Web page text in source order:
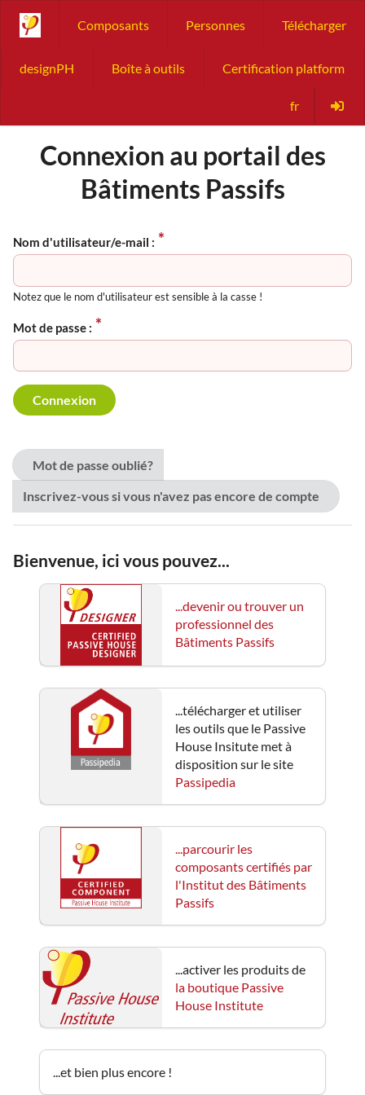
Composants Personnes Télécharger
designPH Boîte à outils Certification platform
fr
Connexion au portail des
Bâtiments Passifs
Nom d'utilisateur/e-mail :
Notez que le nom d'utilisateur est sensible à la casse !
Mot de passe :
Mot de passe oublié?
Inscrivez-vous si vous n'avez pas encore de compte
Bienvenue, ici vous pouvez...
...devenir ou trouver un
professionnel des
Bâtiments Passifs
...télécharger et utiliser
les outils que le Passive
House Insitute met à
disposition sur le site
Passipedia
...parcourir les
composants certifiés par
l'Institut des Bâtiments
Passifs
...activer les produits de
la boutique Passive
House Institute
...et bien plus encore !